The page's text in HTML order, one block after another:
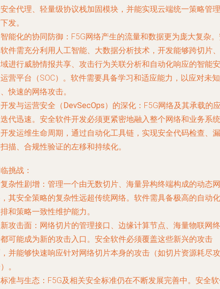
全代理、轻量级协议栈加固模块，并能实现云端统一策略管理
发。
智能化的协同防御 ：F5G网络产生的流量和数据更为庞大复杂
件需充分利用人工智能、大数据分析技术，开发能够跨切片、
进行威胁情报共享、攻击行为关联分析和自动化响应的智能安
营平台（SOC）。软件需要具备学习和适应能力，以应对未知
快速的网络攻击。
开发与运营安全（DevSecOps）的深化 ：F5G网络及其承载的
代迅速。安全软件开发必须更紧密地融入整个网络和业务系统
发运维生命周期，通过自动化工具链，实现安全代码检查、漏
描、合规性验证的左移和持续化。
挑战：
复杂性剧增 ：管理一个由无数切片、海量异构终端构成的动态网
其安全策略的复杂性远超传统网络。软件需具备极高的自动化
和策略一致性维护能力。
新攻击面 ：网络切片的管理接口、边缘计算节点、海量物联网终
可能成为新的攻击入口。安全软件必须覆盖这些新兴的攻击
并能够快速响应针对网络切片本身的攻击（如切片资源耗尽攻
。
标准与生态 ：F5G及相关安全标准仍在不断发展完善中。安全